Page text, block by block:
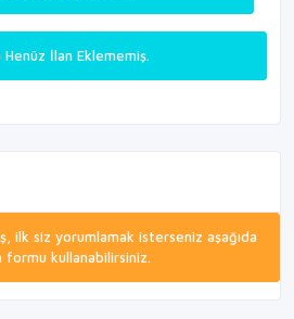
Henüz İlan Eklememiş.
ilk siz yorumlamak isterseniz aşağıda
formu kullanabilirsiniz.